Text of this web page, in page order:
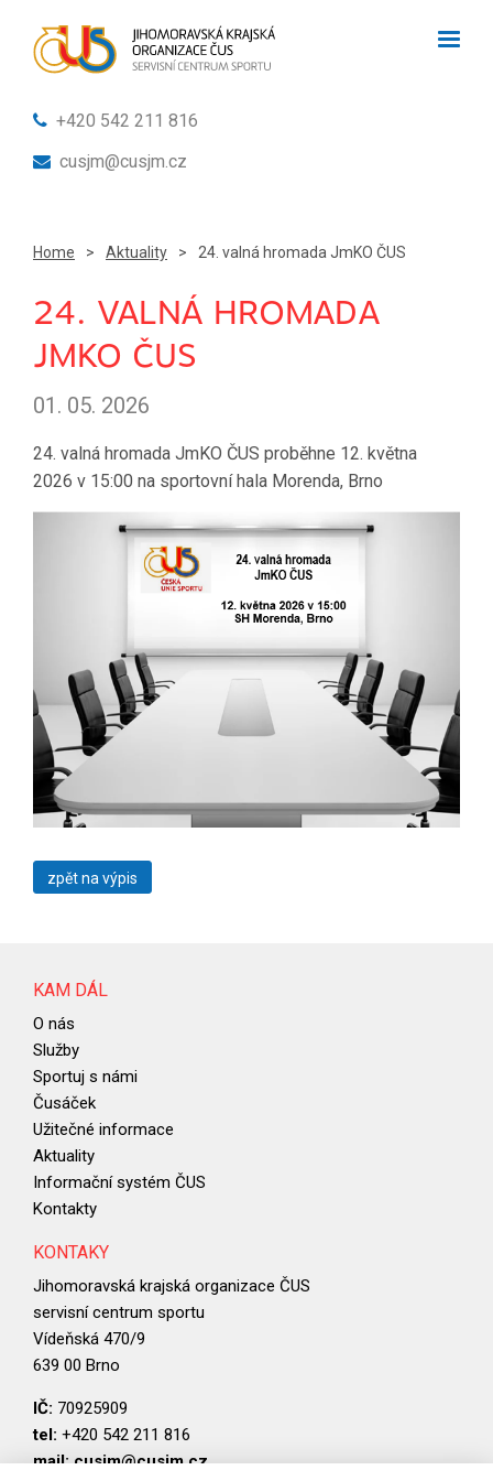
+420 542 211 816
cusjm@cusjm.cz
Home > Aktuality > 24. valná hromada JmKO ČUS
24. VALNÁ HROMADA
JMKO ČUS
01. 05. 2026
24. valná hromada JmKO ČUS proběhne 12. května
2026 v 15:00 na sportovní hala Morenda, Brno
zpět na výpis
KAM DÁL
O nás
Služby
Sportuj s námi
Čusáček
Užitečné informace
Aktuality
Informační systém ČUS
Kontakty
KONTAKY
Jihomoravská krajská organizace ČUS
servisní centrum sportu
Vídeňská 470/9
639 00 Brno
IČ: 70925909
tel: +420 542 211 816
mail: cusjm@cusjm.cz